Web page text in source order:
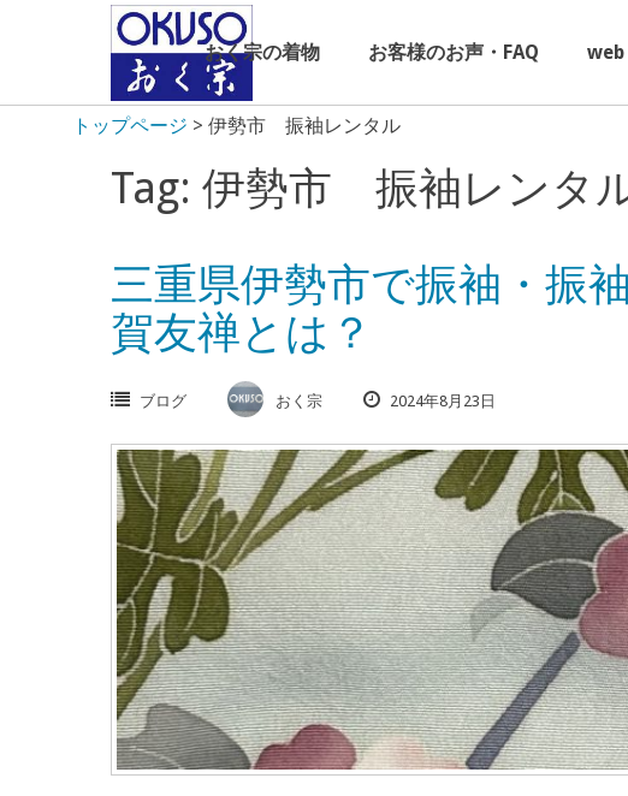
おく宗の着物 お客様のお声・FAQ
トップページ > 伊勢市 振袖レンタル
Tag: 伊勢市 振袖レンタ
三重県伊勢市で振袖・振
賀友禅とは？
ブログ おく宗 2024年8月23日